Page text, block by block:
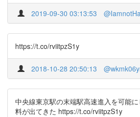
2019-09-30 03:13:53
https://t.co/rviitpzS1y
2018-10-28 20:50:13
中央線東京駅の末端駅高速進入を可能
料が出てきた https://t.co/rviitpzS1y